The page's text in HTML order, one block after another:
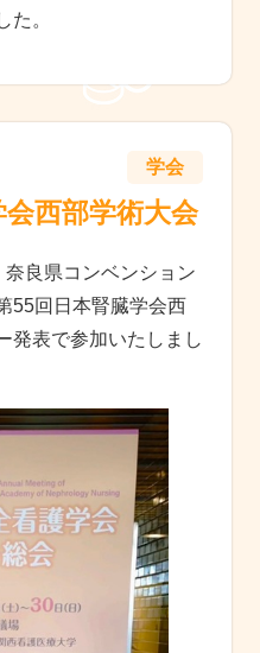
た。
学会
西部学術大会
良県コンベンション
55回日本腎臓学会西
発表で参加いたしまし